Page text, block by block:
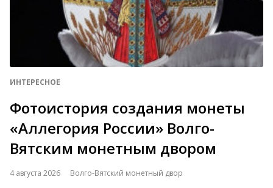
ИНТЕРЕСНОЕ
Фотоистория создания монеты
«Аллегория России» Волго-
Вятским монетным двором
4 августа 2026 Волго-Вятский монетный двор